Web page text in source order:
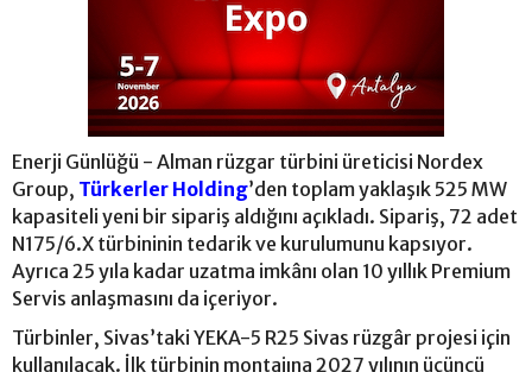
Enerji Günlüğü - Alman rüzgar türbini üreticisi Nordex
Group, Türkerler Holding’den toplam yaklaşık 525 MW
kapasiteli yeni bir sipariş aldığını açıkladı. Sipariş, 72 adet
N175/6.X türbininin tedarik ve kurulumunu kapsıyor.
Ayrıca 25 yıla kadar uzatma imkânı olan 10 yıllık Premium
Servis anlaşmasını da içeriyor.
Türbinler, Sivas’taki YEKA-5 R25 Sivas rüzgâr projesi için
kullanılacak. İlk türbinin montajına 2027 yılının üçüncü